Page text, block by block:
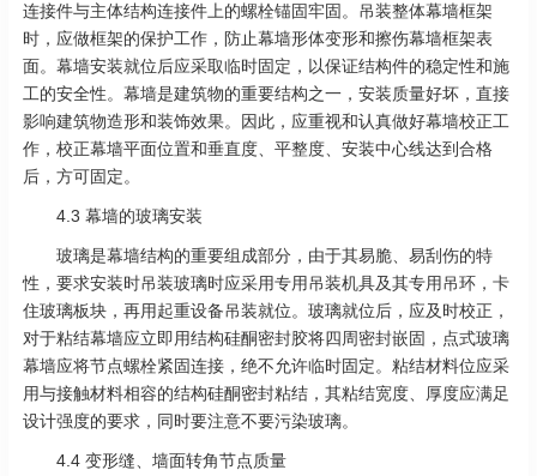
连接件与主体结构连接件上的螺栓锚固牢固。吊装整体幕墙框架
时，应做框架的保护工作，防止幕墙形体变形和擦伤幕墙框架表
面。幕墙安装就位后应采取临时固定，以保证结构件的稳定性和施
工的安全性。幕墙是建筑物的重要结构之一，安装质量好坏，直接
影响建筑物造形和装饰效果。因此，应重视和认真做好幕墙校正工
作，校正幕墙平面位置和垂直度、平整度、安装中心线达到合格
后，方可固定。
4.3 幕墙的玻璃安装
玻璃是幕墙结构的重要组成部分，由于其易脆、易刮伤的特
性，要求安装时吊装玻璃时应采用专用吊装机具及其专用吊环，卡
住玻璃板块，再用起重设备吊装就位。玻璃就位后，应及时校正，
对于粘结幕墙应立即用结构硅酮密封胶将四周密封嵌固，点式玻璃
幕墙应将节点螺栓紧固连接，绝不允许临时固定。粘结材料位应采
用与接触材料相容的结构硅酮密封粘结，其粘结宽度、厚度应满足
设计强度的要求，同时要注意不要污染玻璃。
4.4 变形缝、墙面转角节点质量